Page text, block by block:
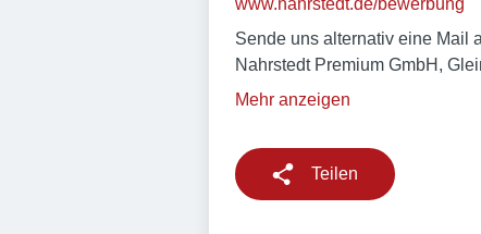
www.nahrstedt.de/bewerbung
Sende uns alternativ eine Mail
Nahrstedt Premium GmbH,
Mehr anzeigen
Teilen